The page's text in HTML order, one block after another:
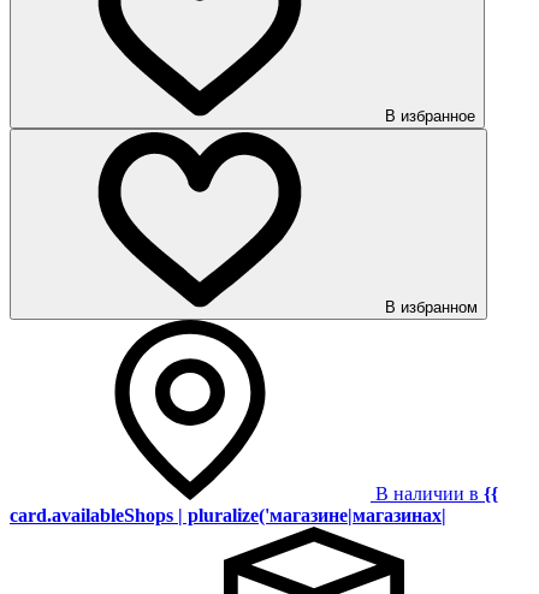
В избранное
В избранном
В наличии в {{
card.availableShops | pluralize('магазине|магазинах|